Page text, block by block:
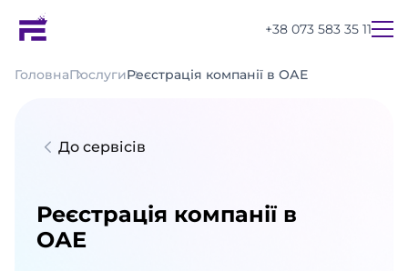
+38 073 583 35 11
ГоловнаПослугиРеєстрація компанії в ОАЕ
До сервісів
Реєстрація компанії в
ОАЕ